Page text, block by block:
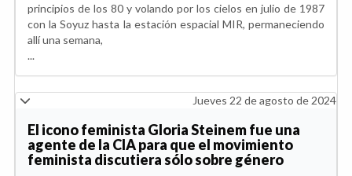
principios de los 80 y volando por los cielos en julio de 1987
con la Soyuz hasta la estación espacial MIR, permaneciendo
allí una semana,
...
Jueves 22 de agosto de 2024
El icono feminista Gloria Steinem fue una
agente de la CIA para que el movimiento
feminista discutiera sólo sobre género